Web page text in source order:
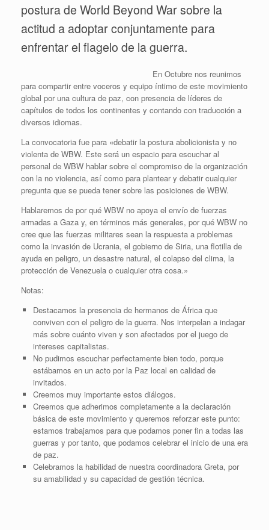
postura de World Beyond War sobre la
actitud a adoptar conjuntamente para
enfrentar el flagelo de la guerra.
En Octubre nos reunimos
para compartir entre voceros y equipo íntimo de este movimiento
global por una cultura de paz, con presencia de líderes de
capítulos de todos los continentes y contando con traducción a
diversos idiomas.
La convocatoria fue para «debatir la postura abolicionista y no
violenta de WBW. Este será un espacio para escuchar al
personal de WBW hablar sobre el compromiso de la organización
con la no violencia, así como para plantear y debatir cualquier
pregunta que se pueda tener sobre las posiciones de WBW.
Hablaremos de por qué WBW no apoya el envío de fuerzas
armadas a Gaza y, en términos más generales, por qué WBW no
cree que las fuerzas militares sean la respuesta a problemas
como la invasión de Ucrania, el gobierno de Siria, una flotilla de
ayuda en peligro, un desastre natural, el colapso del clima, la
protección de Venezuela o cualquier otra cosa.»
Notas:
Destacamos la presencia de hermanos de África que
conviven con el peligro de la guerra. Nos interpelan a indagar
más sobre cuánto viven y son afectados por el juego de
intereses capitalistas.
No pudimos escuchar perfectamente bien todo, porque
estábamos en un acto por la Paz local en calidad de
invitados.
Creemos muy importante estos diálogos.
Creemos que adherimos completamente a la declaración
básica de este movimiento y queremos reforzar este punto:
estamos trabajamos para que podamos poner fin a todas las
guerras y por tanto, que podamos celebrar el inicio de una era
de paz.
Celebramos la habilidad de nuestra coordinadora Greta, por
su amabilidad y su capacidad de gestión técnica.